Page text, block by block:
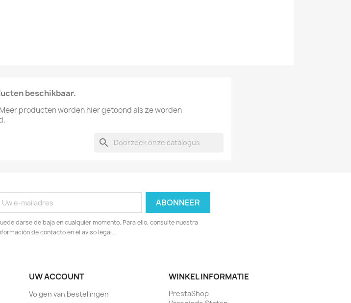
beschikbaar.
producten worden hier getoond als ze worden
search
darse de baja en cualquier momento. Para ello, consulte nuestra
de contacto en el aviso legal.
UW ACCOUNT
Volgen van bestellingen
WINKEL INFORMATIE
PrestaShop